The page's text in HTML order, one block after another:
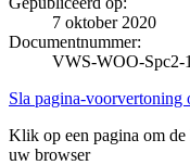
7 oktober 2020
Documentnummer:
VWS-WOO-Spc2-
Sla pagina-voorvertoning
Klik op een pagina om
uw browser